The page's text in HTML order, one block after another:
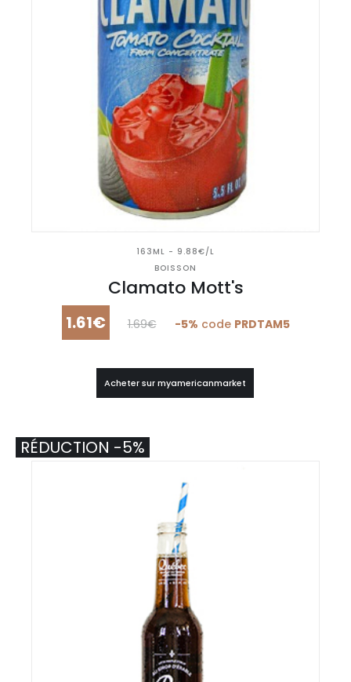
163ML - 9.88€/L
BOISSON
Clamato Mott's
1.61€ 1.69€ -5% code PRDTAM5
Acheter sur myamericanmarket
RÉDUCTION -5%